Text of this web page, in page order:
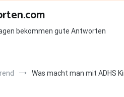
bekommen gute Antworten
Was macht man mit ADHS